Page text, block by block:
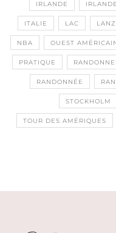
IRLANDE
ITALIE LAC
NBA OUEST
PRATIQUE
RANDONNÉE
STOCKHOLM
TOUR DES AMÉRIQUES